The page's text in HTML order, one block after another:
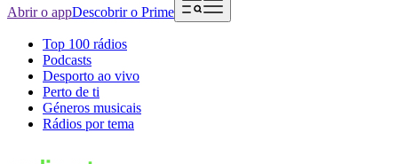
Abrir o appDescobrir o Prime
Top 100 rádios
Podcasts
Desporto ao vivo
Perto de ti
Géneros musicais
Rádios por tema